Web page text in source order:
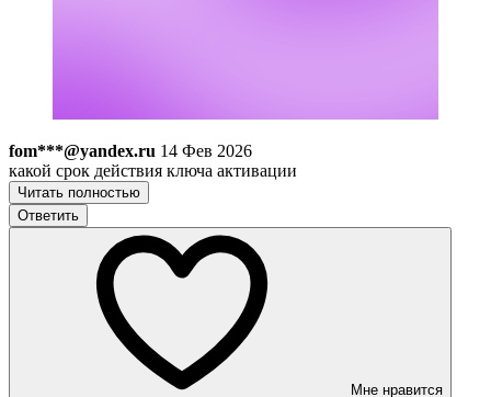
fom***@yandex.ru 14 Фев 2026
какой срок действия ключа активации
Читать полностью
Ответить
Мне нравится